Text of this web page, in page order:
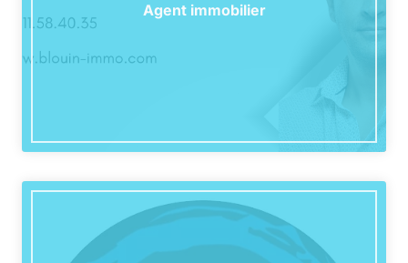
Agent immobilier